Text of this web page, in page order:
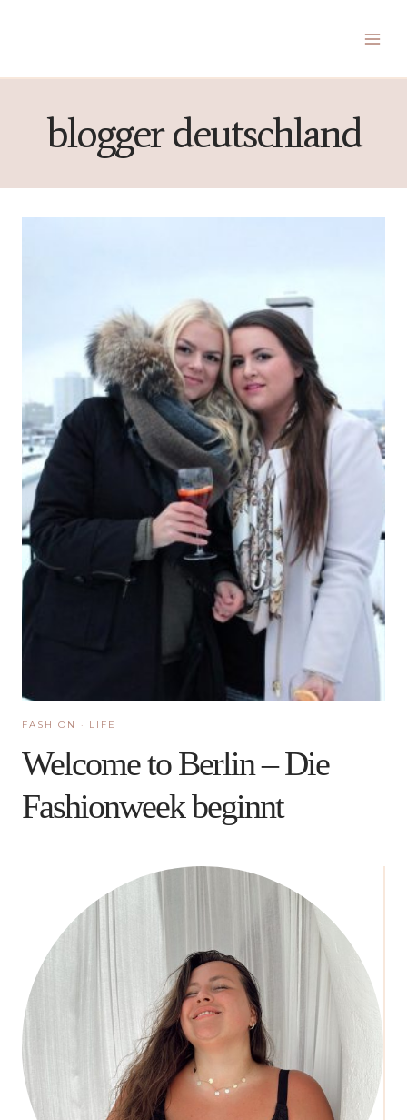
blogger deutschland
FASHION · LIFE
Welcome to Berlin – Die
Fashionweek beginnt